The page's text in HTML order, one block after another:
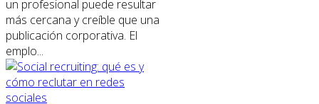
un profesional puede resultar
más cercana y creíble que una
publicación corporativa. El
emplo...